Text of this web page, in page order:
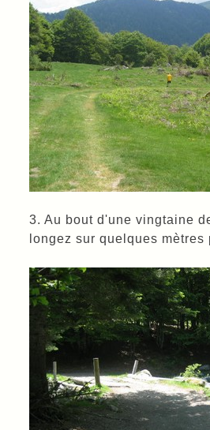
3. Au bout d'une vingtaine
longez sur quelques